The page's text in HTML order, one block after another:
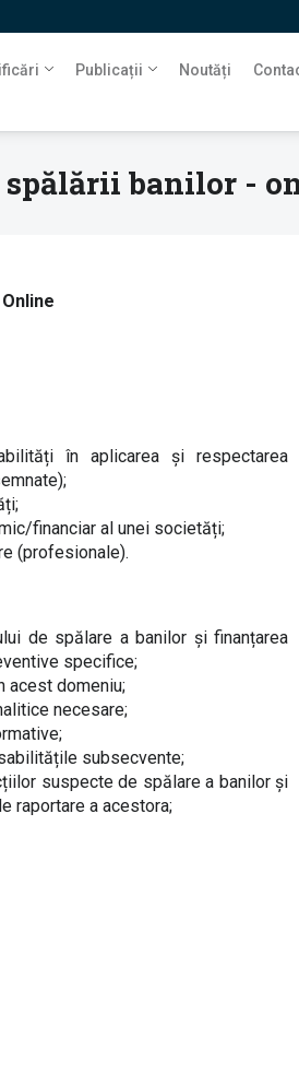
Publicații Noutăți
spălării banilor -
Online
în aplicarea și respectarea
financiar al unei societăți;
(profesionale).
de spălare a banilor și finanțarea
specifice;
acest domeniu;
necesare;
subsecvente;
suspecte de spălare a banilor și
raportare a acestora;